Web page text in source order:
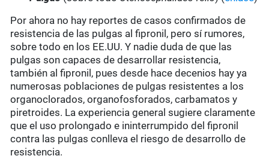
Por ahora no hay reportes de casos confirmados de
resistencia de las pulgas al fipronil, pero sí rumores,
sobre todo en los EE.UU. Y nadie duda de que las
pulgas son capaces de desarrollar resistencia,
también al fipronil, pues desde hace decenios hay ya
numerosas poblaciones de pulgas resistentes a los
organoclorados, organofosforados, carbamatos y
piretroides. La experiencia general sugiere claramente
que el uso prolongado e ininterrumpido del fipronil
contra las pulgas conlleva el riesgo de desarrollo de
resistencia.